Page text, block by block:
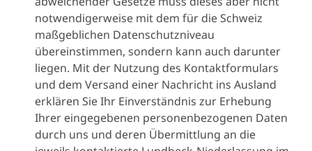
Nachricht oder im
angehängten Dokument
enthalten sind
Die Quelle der im "Kontakt"-
Formular (PV)
erhobenen Daten sind
Angehörige/Personen oder
notwendigerweise mit dem für die Schweiz
maßgeblichen Datenschutzniveau
übereinstimmen, sondern kann auch darunter
liegen. Mit der Nutzung des Kontaktformulars
und dem Versand einer Nachricht ins Ausland
erklären Sie Ihr Einverständnis zur Erhebung
Ihrer eingegebenen personenbezogenen Daten
durch uns und deren Übermittlung an die